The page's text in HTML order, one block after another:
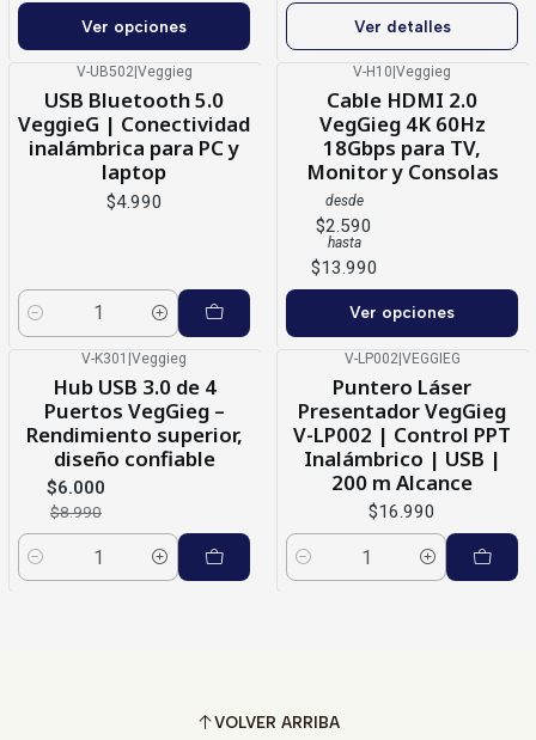
Ver opciones Ver detalles
V-UB502| Veggieg
USB Bluetooth 5.0
VeggieG | Conectividad
inalámbrica para PC y
laptop
$4.990
Cantidad
V-H10 Veggieg
Cable HDMI 2.0
VegGieg 4K 60Hz
18Gbps para TV,
Monitor y Consolas
desde
$2.590
hasta
$13.990
Ver opciones
V-K301 |Veggieg
Hub USB 3.0 de 4
Puertos VegGieg –
Rendimiento superior,
diseño confiable
$6.000
$8.990
Cantidad
V-LP002|VEGGIEG
Puntero Láser
Presentador VegGieg
V-LP002 | Control PPT
Inalámbrico | USB |
200 m Alcance
$16.990
Cantidad
VOLVER ARRIBA